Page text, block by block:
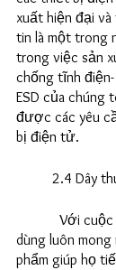
xuất hiện đại và
tin là một trong
trong việc sản
chống tĩnh điện-
ESD của chúng
được các yêu
bị điện tử.
2.4 Dây
dùng luôn
phẩm giúp họ